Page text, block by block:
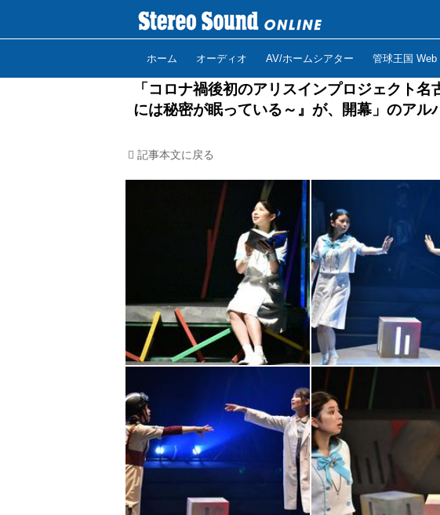
ホーム オーディオ AV/ホームシアター 管球王国 Web
「コロナ禍後初のアリスインプロジェクト
には秘密が眠っている～』が、開幕」のアル
記事本文に戻る